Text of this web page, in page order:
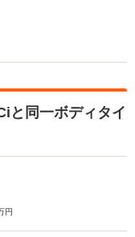
と同一ボディタイ
円